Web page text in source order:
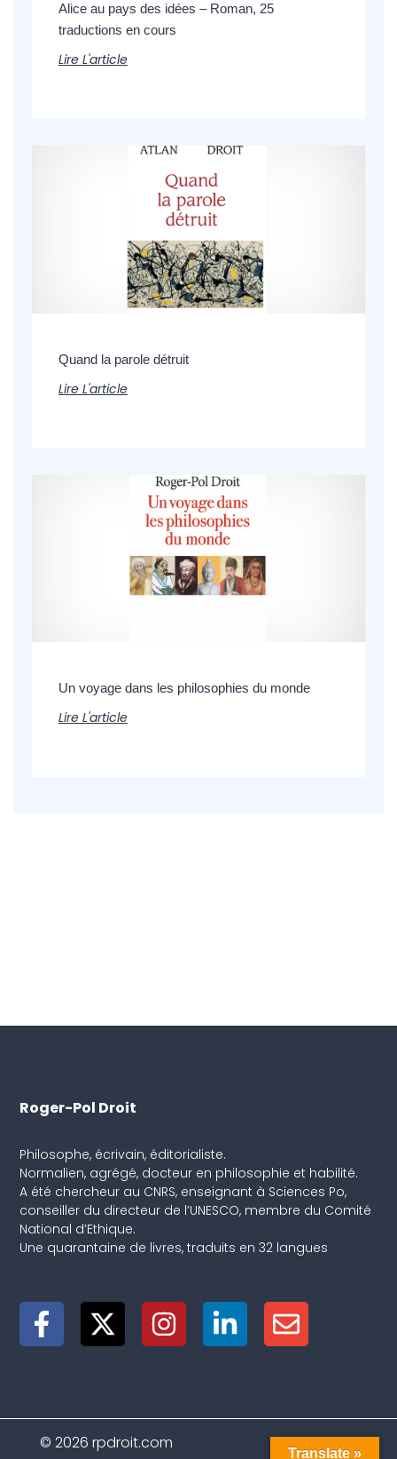
Alice au pays des idées – Roman, 25
traductions en cours
Lire L'article
Quand la parole détruit
Lire L'article
Un voyage dans les philosophies du monde
Lire L'article
Roger-Pol Droit
Philosophe, écrivain, éditorialiste.
Normalien, agrégé, docteur en philosophie et habilité.
A été chercheur au CNRS, enseignant à Sciences Po,
conseiller du directeur de l’UNESCO, membre du Comité
National d’Ethique.
Une quarantaine de livres, traduits en 32 langues
© 2026 rpdroit.com
Translate »